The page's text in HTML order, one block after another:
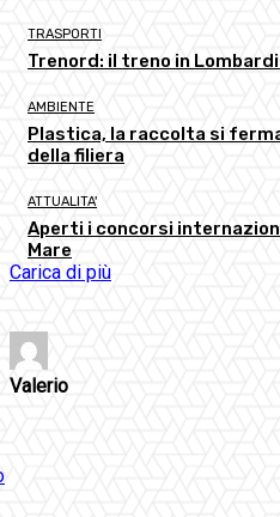
TRASPORTI
Trenord: il treno in
AMBIENTE
Plastica, la raccolta si
della filiera
ATTUALITA'
Aperti i concorsi
Mare
Carica di più
Valerio